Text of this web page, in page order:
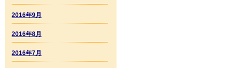
2016年9月
2016年8月
2016年7月